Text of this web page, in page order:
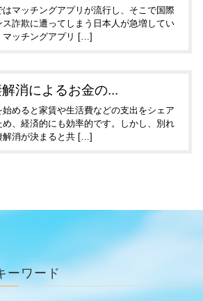
はマッチングアプリが流行し、そこで国際
ス詐欺に遭ってしまう日本人が急増してい
マッチングアプリ […]
解消によるお金の...
始めると家賃や生活費などの支出をシェア
め、経済的にも効率的です。しかし、別れ
解消が決まると共 […]
ーワード